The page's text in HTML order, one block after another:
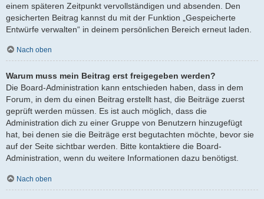
einem späteren Zeitpunkt vervollständigen und absenden. Den
gesicherten Beitrag kannst du mit der Funktion „Gespeicherte
Entwürfe verwalten“ in deinem persönlichen Bereich erneut laden.
Nach oben
Warum muss mein Beitrag erst freigegeben werden?
Die Board-Administration kann entschieden haben, dass in dem
Forum, in dem du einen Beitrag erstellt hast, die Beiträge zuerst
geprüft werden müssen. Es ist auch möglich, dass die
Administration dich zu einer Gruppe von Benutzern hinzugefügt
hat, bei denen sie die Beiträge erst begutachten möchte, bevor sie
auf der Seite sichtbar werden. Bitte kontaktiere die Board-
Administration, wenn du weitere Informationen dazu benötigst.
Nach oben